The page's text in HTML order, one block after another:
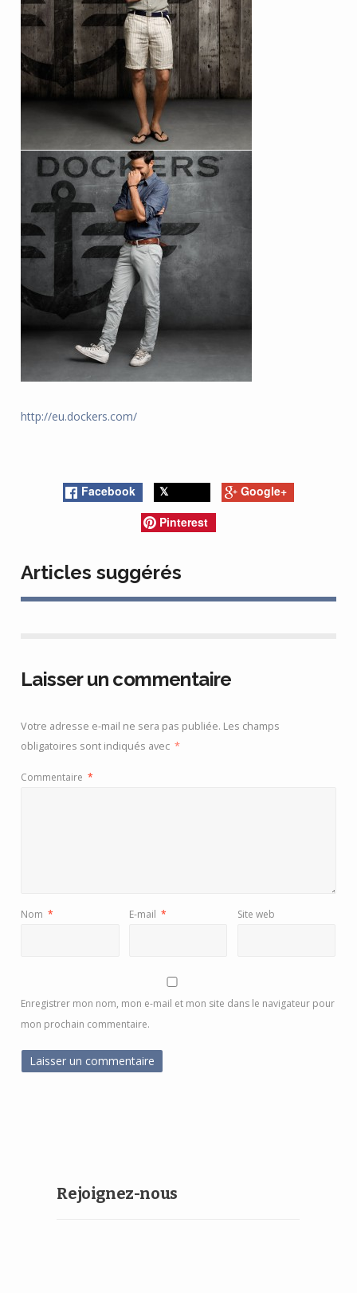
http://eu.dockers.com/
Facebook Twitter
Google+
Pinterest
Articles suggérés
Laisser un commentaire
Votre adresse e-mail ne sera pas publiée. Les champs
obligatoires sont indiqués avec *
Commentaire *
Nom * E-mail * Site web
Enregistrer mon nom, mon e-mail et mon site dans le navigateur pour
mon prochain commentaire.
Rejoignez-nous